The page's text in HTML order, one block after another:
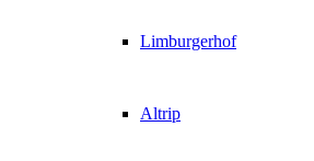
Limburgerhof
Altrip